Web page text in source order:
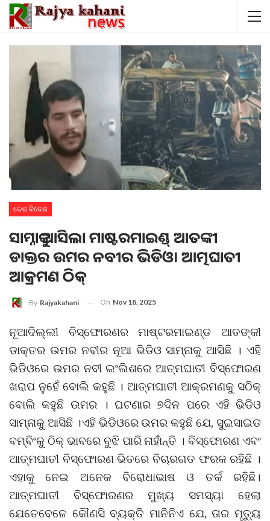
ଦେଶ ବିଦେଶ
ସାମ୍ନାକୁ ଆସିଲା ମାଷ୍ଟରମାଇଣ୍ଡ୍ ଆତଙ୍କୀ
ଡାକ୍ତର ଉମର ନବୀର ଭିଡିଓ। ଆତ୍ମଘାତୀ
ଆକ୍ରମଣ ଠିକ୍
By Rajyakahani On Nov 18, 2025
ନୂଆଦିଲ୍ଲୀ ବିସ୍ଫୋରଣର ମାଷ୍ଟରମାଇଣ୍ଡ ଆତଙ୍କୀ
ଡାକ୍ତର ଉମର ନବୀର ନୂଆ ଭିଡିଓ ସାମ୍ନାକୁ ଆସିଛି । ଏହି
ଭିଡିଓରେ ଉମର ନବୀ ଇଂଲିଶରେ ଆତ୍ମଘାତୀ ବିସ୍ଫୋରଣ
ଖରାପ ନୁହେଁ ବୋଲି କହୁଛି । ଆତ୍ମଘାତୀ ଆକ୍ରମଣକୁ ସଠିକ୍
ବୋଲି କହୁଛି ଉମର । ଘଟଣାର ୭ଦିନ ପରେ ଏହି ଭିଡିଓ
ସାମ୍ନାକୁ ଆସିଛି ।ଏହି ଭିଡିଓରେ ଉମର କହୁଛି ଯେ, ସୁଇସାଇଡ
ବମ୍ବିଂକୁ ଠିକ୍ ଭାବରେ ବୁଝି ପାରି ନାହାଁନ୍ତି । ବିସ୍ଫୋରଣ ଏବଂ
ଆତ୍ମଘାତୀ ବିସ୍ଫୋରଣ ଭିତରେ ବିଚାରଗତ ଫରକ ରହିଛି ।
ଏହାକୁ ନେଇ ଅନେକ ବିରୋଧାଭାଷ ଓ ତର୍କ ରହିଛି।
ଆତ୍ମଘାତୀ ବିସ୍ଫୋରଣର ମୁଖ୍ୟ ସମସ୍ୟା ହେଲା
ଯେତେବେଳେ କୌଣସି ବ୍ୟକ୍ତି ମାନିନିଏ ଯେ, ତାର ମୃତ୍ୟୁ